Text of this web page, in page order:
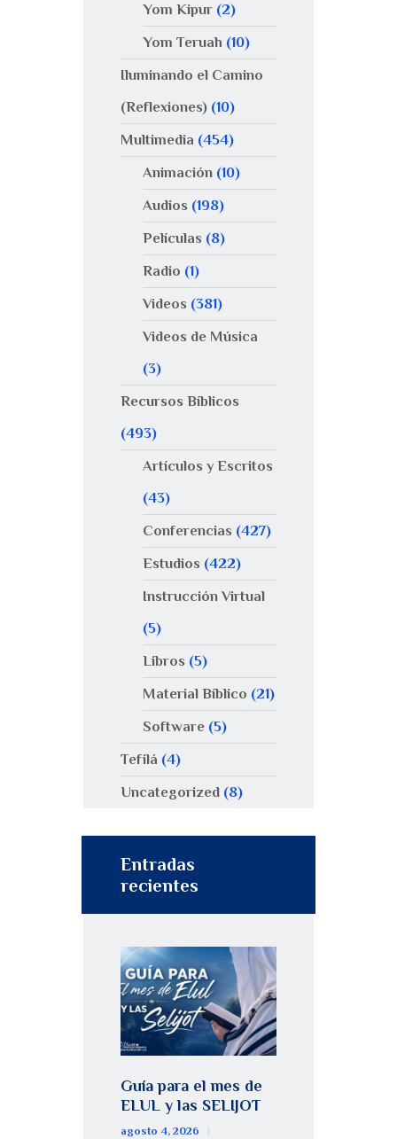
Yom Kipur(2)
Yom Teruah (10)
Iluminando el Camino
(Reflexiones) (10)
Multimedia (454)
Animación(10)
Audios (198)
Películas (8)
Radio (1)
Videos (381)
Videos de Música
(3)
Recursos Bíblicos
(493)
Artículos y Escritos
(43)
Conferencias (427)
Estudios (422)
Instrucción Virtual
(5)
Libros (5)
Material Bíblico (21)
Software(5)
Tefilá (4)
Uncategorized (8)
Entradas
recientes
Guía para el mes de
ELUL y las SELIJOT
agosto 4, 2026